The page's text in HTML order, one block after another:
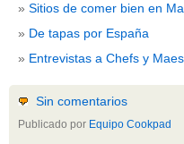
Sitios de comer bien en
De tapas por España
Entrevistas a Chefs y
Sin comentarios
Publicado por Equipo Cookpad